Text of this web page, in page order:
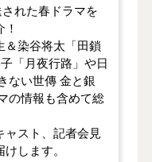
れた春ドラマを
＆染谷将太「田鎖
「月夜行路」や日
ない世傳 金と銀
の情報も含めて総
ャスト、記者会見
します。